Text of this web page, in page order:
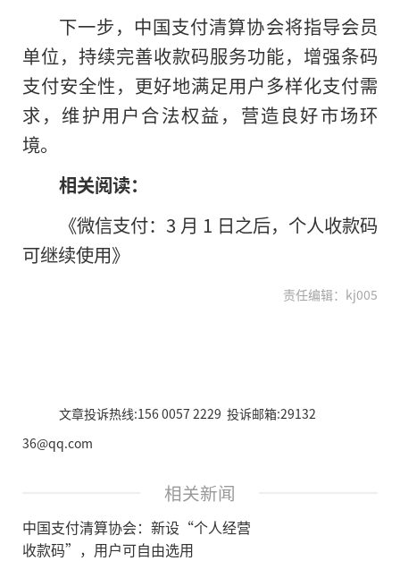
下一步，中国支付清算协会将指导会员
单位，持续完善收款码服务功能，增强条码
支付安全性，更好地满足用户多样化支付需
求，维护用户合法权益，营造良好市场环
境。
相关阅读：
《微信支付：3 月 1 日之后，个人收款码
可继续使用》
责任编辑：kj005
文章投诉热线:156 0057 2229 投诉邮箱:29132
36@qq.com
相关新闻
中国支付清算协会：新设“个人经营
收款码”，用户可自由选用